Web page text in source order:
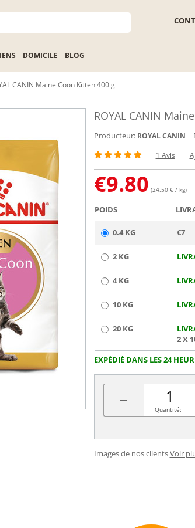
DOMICILE BLOG
CANIN Maine Coon Kitten 400 g
ROYAL CANIN
Producteur: ROYAL CANIN
1 Avis
€9.80 (24.50 € / kg)
POIDS
0.4 KG €7
2 KG
4 KG
10 KG
20 KG
2 X
EXPÉDIÉ DANS LES 24
− Quantité:
Images de nos clientsVoir